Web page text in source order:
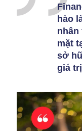
hào
nhân
mặt
sở
giá